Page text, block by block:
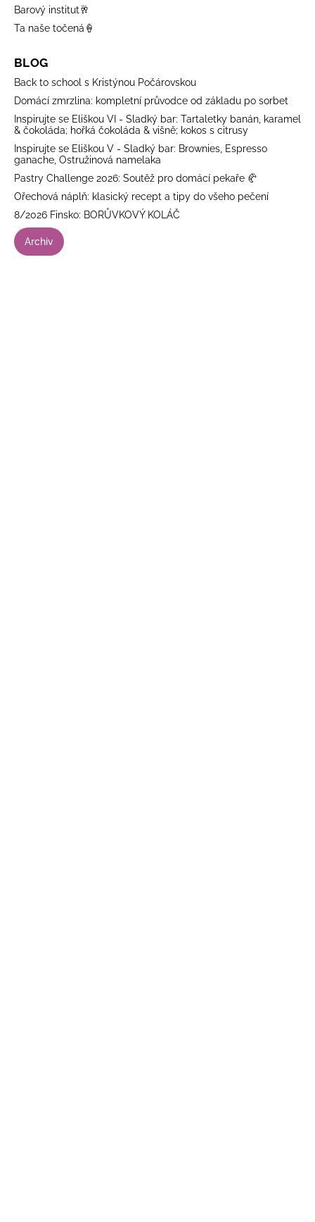
Barový institut🥂
Ta naše točená🍦
BLOG
Back to school s Kristýnou Počárovskou
Domácí zmrzlina: kompletní průvodce od základu po sorbet
Inspirujte se Eliškou VI - Sladký bar: Tartaletky banán, karamel
& čokoláda; hořká čokoláda & višně; kokos s citrusy
Inspirujte se Eliškou V - Sladký bar: Brownies, Espresso
ganache, Ostružinová namelaka
Pastry Challenge 2026: Soutěž pro domácí pekaře 🥐
Ořechová náplň: klasický recept a tipy do všeho pečení
8/2026 Finsko: BORŮVKOVÝ KOLÁČ
Archiv